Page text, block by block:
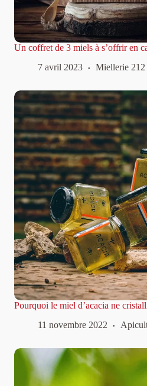
Un coffret de 3 miels à s’offrir en
7 avril 2023
Miellerie 212
Pourquoi le miel d’acacia ne
11 novembre 2022